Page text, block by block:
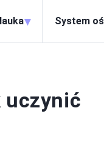
▾ System
uczynić